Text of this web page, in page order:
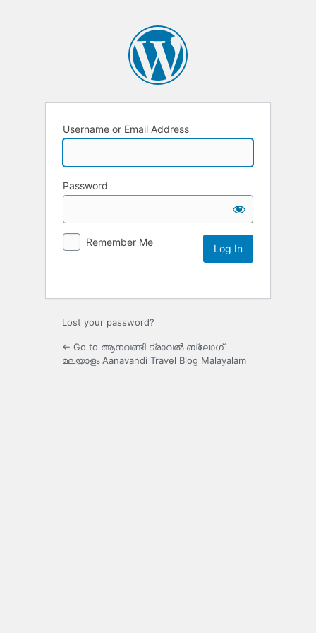
Username or Email Address
Password
Remember Me
Lost your password?
← Go to ആനവണ്ടി ട്രാവൽ ബ്ലോഗ്
മലയാളം Aanavandi Travel Blog Malayalam